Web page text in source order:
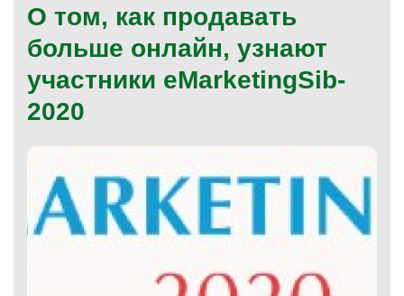
О том, как продавать
больше онлайн, узнают
участники eMarketingSib-
2020